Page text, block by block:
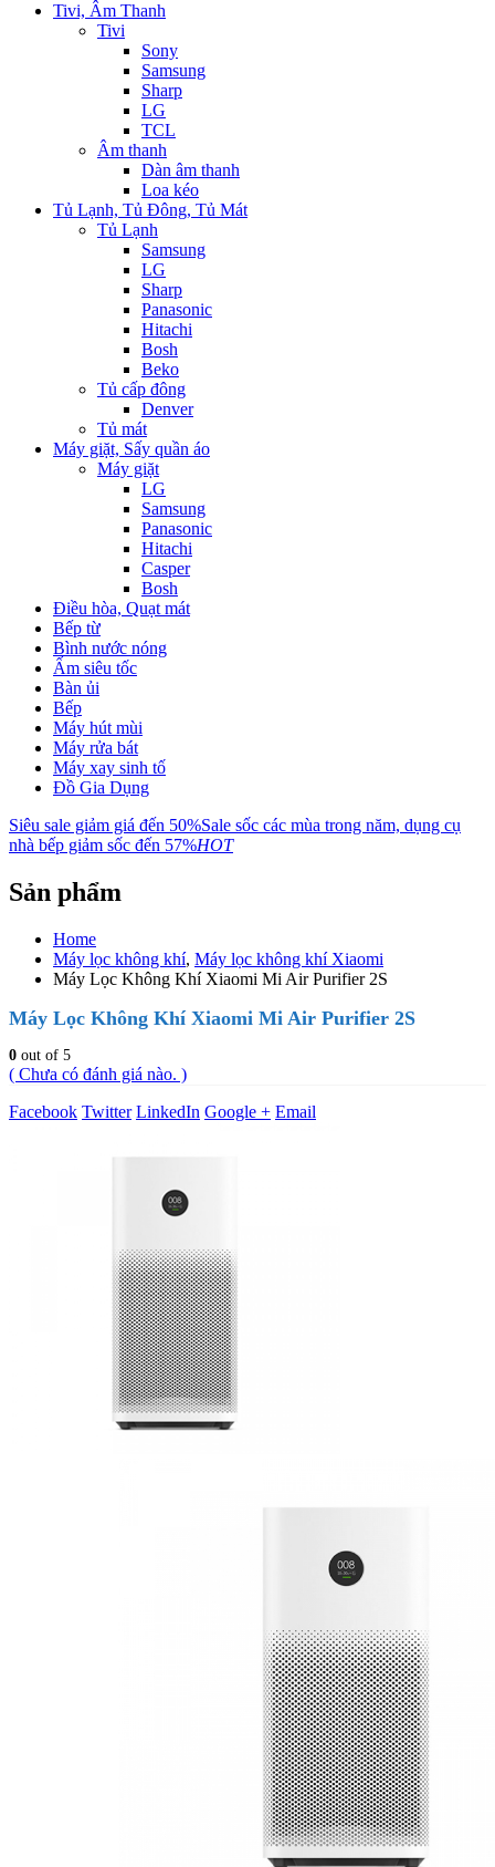
Tivi, Âm Thanh
Tivi
Sony
Samsung
Sharp
LG
TCL
Âm thanh
Dàn âm thanh
Loa kéo
Tủ Lạnh, Tủ Đông, Tủ Mát
Tủ Lạnh
Samsung
LG
Sharp
Panasonic
Hitachi
Bosh
Beko
Tủ cấp đông
Denver
Tủ mát
Máy giặt, Sấy quần áo
Máy giặt
LG
Samsung
Panasonic
Hitachi
Casper
Bosh
Điều hòa, Quạt mát
Bếp từ
Bình nước nóng
Ấm siêu tốc
Bàn ủi
Bếp
Máy hút mùi
Máy rửa bát
Máy xay sinh tố
Đồ Gia Dụng
Siêu sale giảm giá đến 50%Sale sốc các mùa trong năm, dụng cụ
nhà bếp giảm sốc đến 57%HOT
Sản phẩm
Home
Máy lọc không khí, Máy lọc không khí Xiaomi
Máy Lọc Không Khí Xiaomi Mi Air Purifier 2S
Máy Lọc Không Khí Xiaomi Mi Air Purifier 2S
0 out of 5
( Chưa có đánh giá nào. )
Facebook Twitter LinkedIn Google + Email